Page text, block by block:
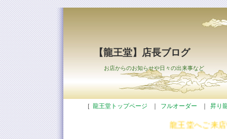
【龍王堂】店長ブログ
お店からのお知らせや日々の出来事など
［ 龍王堂トップページ フルオーダー 昇り
龍王堂へご来店